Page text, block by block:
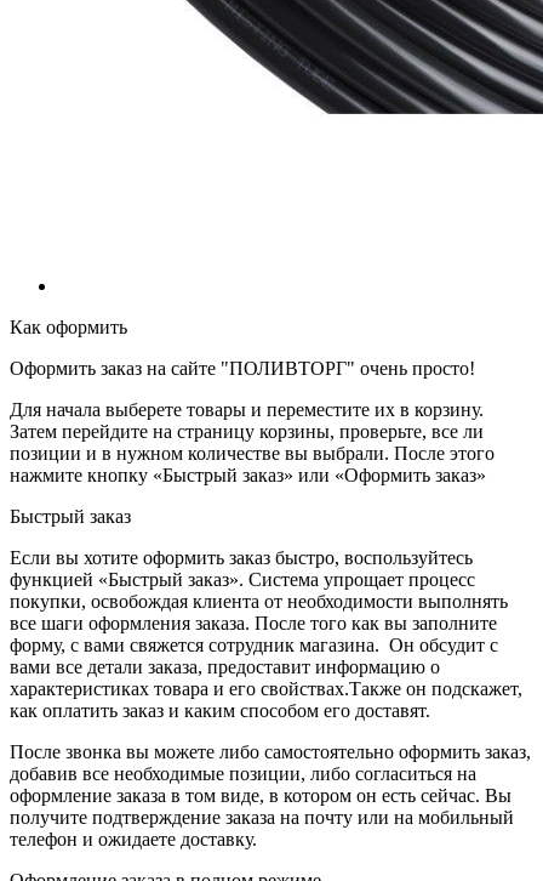
Как оформить
Оформить заказ на сайте "ПОЛИВТОРГ" очень просто!
Для начала выберете товары и переместите их в корзину.
Затем перейдите на страницу корзины, проверьте, все ли
позиции и в нужном количестве вы выбрали. После этого
нажмите кнопку «Быстрый заказ» или «Оформить заказ»
Быстрый заказ
Если вы хотите оформить заказ быстро, воспользуйтесь
функцией «Быстрый заказ». Система упрощает процесс
покупки, освобождая клиента от необходимости выполнять
все шаги оформления заказа. После того как вы заполните
форму, с вами свяжется сотрудник магазина. Он обсудит с
вами все детали заказа, предоставит информацию о
характеристиках товара и его свойствах.Также он подскажет,
как оплатить заказ и каким способом его доставят.
После звонка вы можете либо самостоятельно оформить заказ,
добавив все необходимые позиции, либо согласиться на
оформление заказа в том виде, в котором он есть сейчас. Вы
получите подтверждение заказа на почту или на мобильный
телефон и ожидаете доставку.